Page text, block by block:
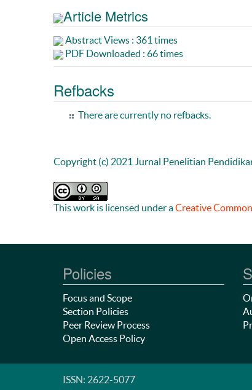
Article Metrics
Abstract Views : 361 times
PDF Downloaded : 66 times
Refbacks
There are currently no refbacks.
Copyright (c) 2021 Jurnal Penelitian
This work is licensed under aCreative
Policies
Focus and Scope
Section Policies
Peer Review Process
Open Access Policy
ISSN: 2622-5077